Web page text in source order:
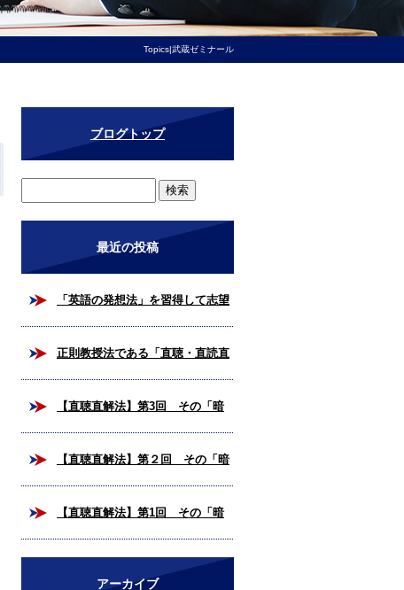
Topics|武蔵ゼミナール
ブログトップ
最近の投稿
「英語の発想法」を習得して志望
校合格を掴み取ろう！
正則教授法である「直聴・直読直
解法」とは？
【直聴直解法】第3回 その「暗
号解読」、いつまで続けますか？
（完結編）
【直聴直解法】第２回 その「暗
号解読」、いつまで続けますか？
【直聴直解法】第1回 その「暗
号解読」、いつまで続けますか？
アーカイブ